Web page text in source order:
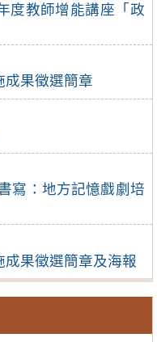
度教師增能講座「政
成果徵選簡章
寫：地方記憶戲劇培
果徵選簡章及海報